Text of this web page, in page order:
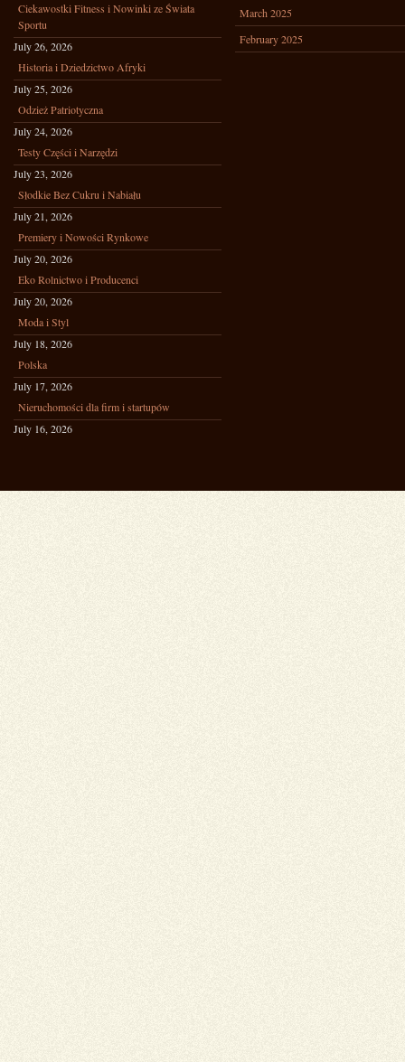
Ciekawostki Fitness i Nowinki ze Świata
Sportu
July 26, 2026
Historia i Dziedzictwo Afryki
July 25, 2026
Odzież Patriotyczna
July 24, 2026
Testy Części i Narzędzi
July 23, 2026
Słodkie Bez Cukru i Nabiału
July 21, 2026
Premiery i Nowości Rynkowe
July 20, 2026
Eko Rolnictwo i Producenci
July 20, 2026
Moda i Styl
July 18, 2026
Polska
July 17, 2026
Nieruchomości dla firm i startupów
July 16, 2026
March 2025
February 2025